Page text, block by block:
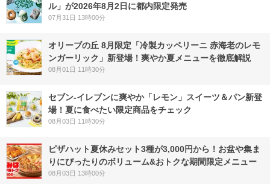
ル」が2026年8月2日に都内限定発売
07月31日 13時00分
オリーブの丘 8月限定「冷製カッペリーニ 赤海老のレモ
ンガーリック」新登場！爽やか夏メニューを徹底解説
08月01日 11時30分
セブン‐イレブンに爽やか「レモン」スイーツ＆パン新登
場！夏に食べたい限定商品をチェック
08月03日 11時30分
ピザハット夏休みセット3種が3,000円から！お盆や集ま
りにぴったりのボリューム&おトクな期間限定メニュー
08月03日 13時00分